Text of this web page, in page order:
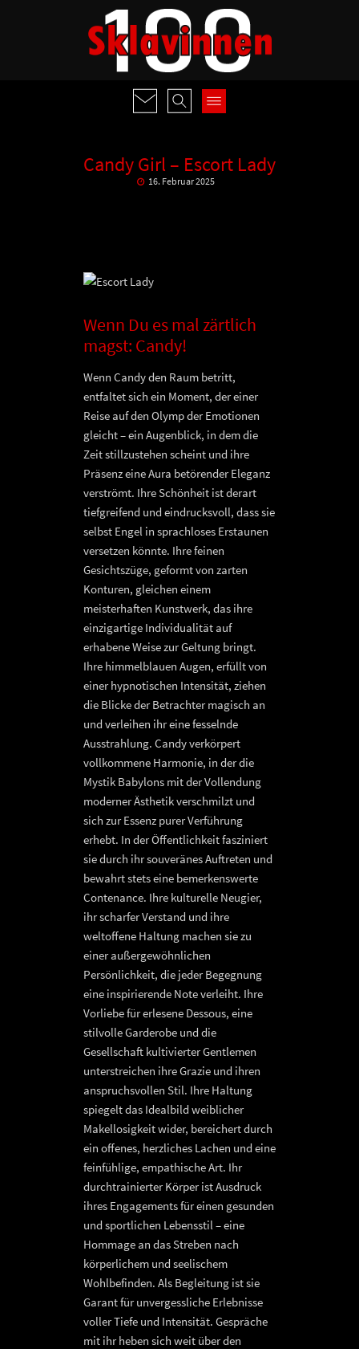
Candy Girl – Escort Lady
16. Februar 2025
Wenn Du es mal zärtlich
magst: Candy!
Wenn Candy den Raum betritt,
entfaltet sich ein Moment, der einer
Reise auf den Olymp der Emotionen
gleicht – ein Augenblick, in dem die
Zeit stillzustehen scheint und ihre
Präsenz eine Aura betörender Eleganz
verströmt. Ihre Schönheit ist derart
tiefgreifend und eindrucksvoll, dass sie
selbst Engel in sprachloses Erstaunen
versetzen könnte. Ihre feinen
Gesichtszüge, geformt von zarten
Konturen, gleichen einem
meisterhaften Kunstwerk, das ihre
einzigartige Individualität auf
erhabene Weise zur Geltung bringt.
Ihre himmelblauen Augen, erfüllt von
einer hypnotischen Intensität, ziehen
die Blicke der Betrachter magisch an
und verleihen ihr eine fesselnde
Ausstrahlung. Candy verkörpert
vollkommene Harmonie, in der die
Mystik Babylons mit der Vollendung
moderner Ästhetik verschmilzt und
sich zur Essenz purer Verführung
erhebt. In der Öffentlichkeit fasziniert
sie durch ihr souveränes Auftreten und
bewahrt stets eine bemerkenswerte
Contenance. Ihre kulturelle Neugier,
ihr scharfer Verstand und ihre
weltoffene Haltung machen sie zu
einer außergewöhnlichen
Persönlichkeit, die jeder Begegnung
eine inspirierende Note verleiht. Ihre
Vorliebe für erlesene Dessous, eine
stilvolle Garderobe und die
Gesellschaft kultivierter Gentlemen
unterstreichen ihre Grazie und ihren
anspruchsvollen Stil. Ihre Haltung
spiegelt das Idealbild weiblicher
Makellosigkeit wider, bereichert durch
ein offenes, herzliches Lachen und eine
feinfühlige, empathische Art. Ihr
durchtrainierter Körper ist Ausdruck
ihres Engagements für einen gesunden
und sportlichen Lebensstil – eine
Hommage an das Streben nach
körperlichem und seelischem
Wohlbefinden. Als Begleitung ist sie
Garant für unvergessliche Erlebnisse
voller Tiefe und Intensität. Gespräche
mit ihr heben sich weit über den